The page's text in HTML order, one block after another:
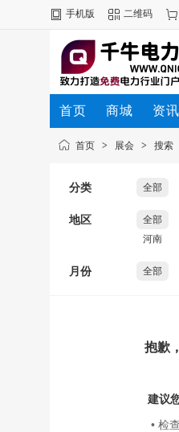
手机版 二维码
首页 商城 资讯
首页 > 展会 > 搜索
分类 全部
地区 全部
河南
月份 全部
抱歉
建议
• 检